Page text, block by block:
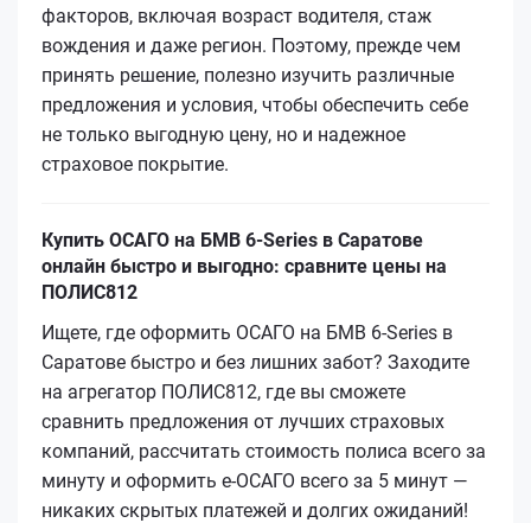
факторов, включая возраст водителя, стаж
вождения и даже регион. Поэтому, прежде чем
принять решение, полезно изучить различные
предложения и условия, чтобы обеспечить себе
не только выгодную цену, но и надежное
страховое покрытие.
Купить ОСАГО на БМВ 6-Series в Саратове
онлайн быстро и выгодно: сравните цены на
ПОЛИС812
Ищете, где оформить ОСАГО на БМВ 6-Series в
Саратове быстро и без лишних забот? Заходите
на агрегатор ПОЛИС812, где вы сможете
сравнить предложения от лучших страховых
компаний, рассчитать стоимость полиса всего за
минуту и оформить е‑ОСАГО всего за 5 минут —
никаких скрытых платежей и долгих ожиданий!